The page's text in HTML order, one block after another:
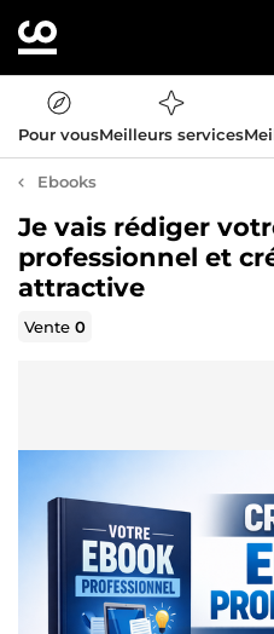
Pour vousMeilleurs services
Ebooks
Je vais rédiger
professionnel et
attractive
Vente0